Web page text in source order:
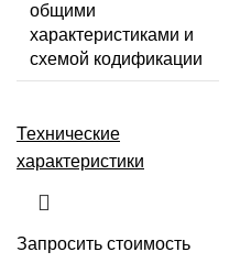
общими
характеристиками и
схемой кодификации
Технические
характеристики
Запросить стоимость